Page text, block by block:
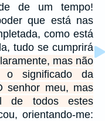
de um tempo!
que está nas
como está
tudo se cumprirá
mas não
o significado da
senhor meu, mas
de todos estes
orientando-me: